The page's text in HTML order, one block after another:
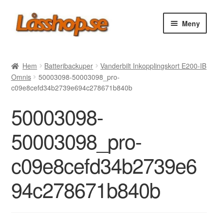
Hoppa
till
Hoppa
till
Meny
Rea
Villkor
Vanliga frågor
Forum/Manualer/Råd
Support
Hem Batteribackuper
Vanderbilt Inkopplingskort E200-IB
Omnis
50003098-50003098_pro-
c09e8cefd34b2739e694c278671b840b
50003098-
50003098_pro-
c09e8cefd34b2739e6
94c278671b840b